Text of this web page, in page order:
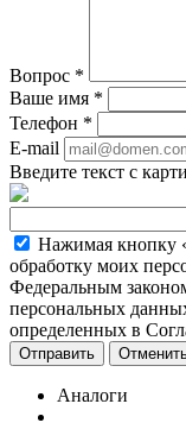
Вопрос *
Ваше имя *
Телефон *
E-mail
Введите текст с
Нажимая кнопку
обработку моих
Федеральным
персональных
определенных в
Аналоги